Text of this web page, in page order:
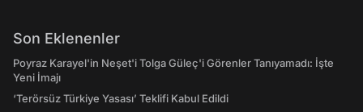
Son Eklenenler
Poyraz Karayel'in Neşet'i Tolga Güleç'i Görenler Tanıyamadı: İşte
Yeni İmajı
‘Terörsüz Türkiye Yasası’ Teklifi Kabul Edildi